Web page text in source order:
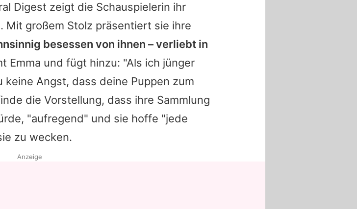
Digest zeigt die Schauspielerin ihr
Mit großem Stolz präsentiert sie ihre
besessen von ihnen – verliebt in
Emma und fügt hinzu: "Als ich jünger
Angst, dass deine Puppen zum
die Vorstellung, dass ihre Sammlung
"aufregend" und sie hoffe "jede
zu wecken.
Anzeige